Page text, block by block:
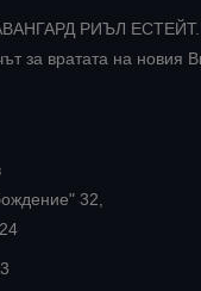
РИЪЛ
за вратата на новия
32,